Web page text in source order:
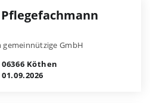
gemeinnützige GmbH
06366 Köthen
01.09.2026